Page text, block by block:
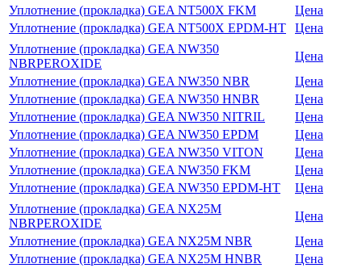
Уплотнение (прокладка) GEA NT500X FKM
Цена
Уплотнение (прокладка) GEA NT500X EPDM-HT
Цена
Уплотнение (прокладка) GEA NW350
NBRPEROXIDE
Цена
Уплотнение (прокладка) GEA NW350 NBR
Цена
Уплотнение (прокладка) GEA NW350 HNBR
Цена
Уплотнение (прокладка) GEA NW350 NITRIL
Цена
Уплотнение (прокладка) GEA NW350 EPDM
Цена
Уплотнение (прокладка) GEA NW350 VITON
Цена
Уплотнение (прокладка) GEA NW350 FKM
Цена
Уплотнение (прокладка) GEA NW350 EPDM-HT
Цена
Уплотнение (прокладка) GEA NX25M
NBRPEROXIDE
Цена
Уплотнение (прокладка) GEA NX25M NBR
Цена
Уплотнение (прокладка) GEA NX25M HNBR
Цена